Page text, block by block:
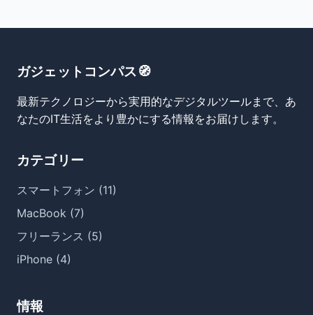
ガジェットコンパス🧭
最新テクノロジーから実用的なデジタルツールまで、あ
なたのIT生活をより豊かにする情報をお届けします。
カテゴリー
スマートフォン (11)
MacBook (7)
フリーランス (5)
iPhone (4)
情報